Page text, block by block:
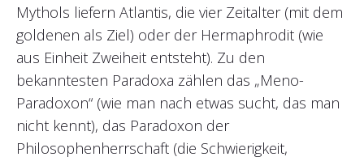
Mythols liefern Atlantis, die vier Zeitalter (mit dem
goldenen als Ziel) oder der Hermaphrodit (wie
aus Einheit Zweiheit entsteht). Zu den
bekanntesten Paradoxa zählen das „Meno-
Paradoxon“ (wie man nach etwas sucht, das man
nicht kennt), das Paradoxon der
Philosophenherrschaft (die Schwierigkeit,